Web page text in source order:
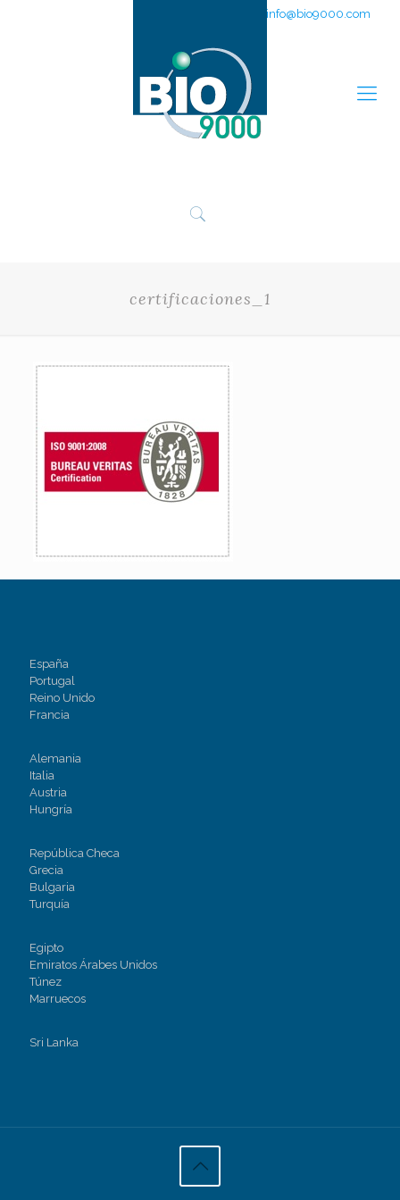
info@bio9000.com
certificaciones_1
España
Portugal
Reino Unido
Francia
Alemania
Italia
Austria
Hungría
República Checa
Grecia
Bulgaria
Turquía
Egipto
Emiratos Árabes Unidos
Túnez
Marruecos
Sri Lanka